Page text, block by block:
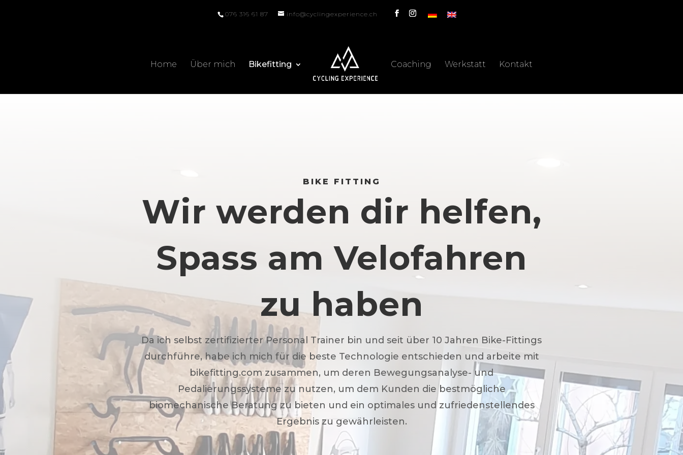
076 316 61 87 info@cyclingexperience.ch
Home Über mich Bikefitting Coaching Werkstatt Kontakt
Wir werden dir helfen,
Spass am Velofahren
zu haben
Da ich selbst zertifizierter Personal Trainer bin und seit über 10 Jahren Bike-Fittings
durchführe, habe ich mich für die beste Technologie entschieden und arbeite mit
bikefitting.com zusammen, um deren Bewegungsanalyse- und
Pedalierungssysteme zu nutzen, um dem Kunden die bestmögliche
biomechanische Beratung zu bieten und ein optimales und zufriedenstellendes
Ergebnis zu gewährleisten.